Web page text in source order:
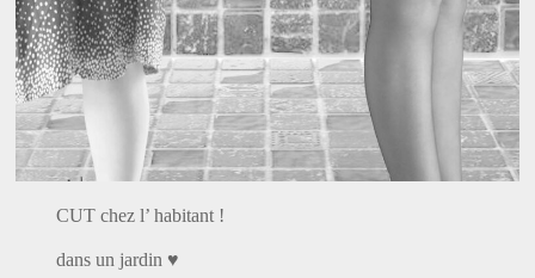
CUT chez l’ habitant !
dans un jardin ♥